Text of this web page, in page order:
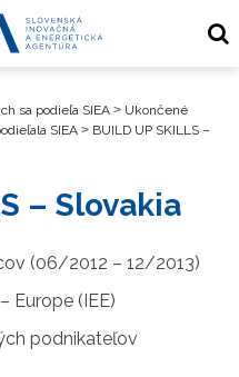
sa podieľa SIEA > Ukončené
SIEA > BUILD UP SKILLS –
– Slovakia
(06/2012 – 12/2013)
Europe (IEE)
podnikateľov